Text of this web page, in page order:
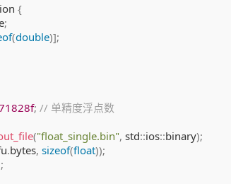
{
;
(double)];
; // 单精度浮点数
("float_single.bin", std::ios::binary);
.bytes, sizeof(float));
;